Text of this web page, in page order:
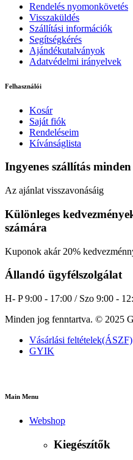
Rendelés nyomonkövetés
Visszaküldés
Szállítási információk
Segítségkérés
Ajándékutalványok
Adatvédelmi irányelvek
Felhasználói
Kosár
Saját fiók
Rendeléseim
Kívánságlista
Ingyenes szállítás
Az ajánlat visszavonásáig
Különleges
számára
Kuponok akár 20%
Állandó ügyfélszolgálat
H- P 9:00 - 17:00 / Szo 9:00 -
Minden jog fenntartva. © 2025
Vásárlási feltételek(ÁSZF)
GYIK
Main Menu
Webshop
Kiegészítők